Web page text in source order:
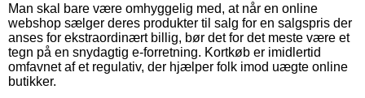
Man skal bare være omhyggelig med, at når en online
webshop sælger deres produkter til salg for en salgspris der
anses for ekstraordinært billig, bør det for det meste være et
tegn på en snydagtig e-forretning. Kortkøb er imidlertid
omfavnet af et regulativ, der hjælper folk imod uægte online
butikker.